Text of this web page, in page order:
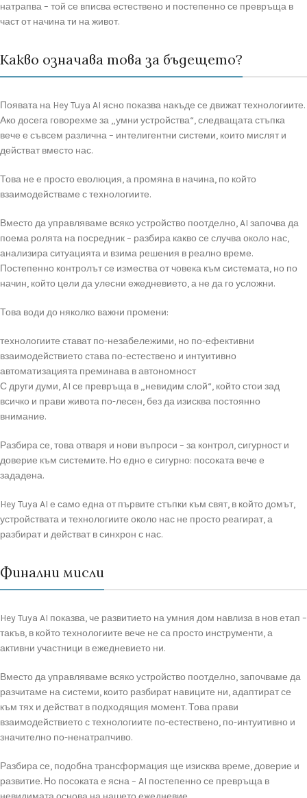
натрапва – той се вписва естествено и постепенно се превръща в
част от начина ти на живот.
Какво означава това за бъдещето?
Появата на Hey Tuya AI ясно показва накъде се движат технологиите.
Ако досега говорехме за „умни устройства“, следващата стъпка
вече е съвсем различна – интелигентни системи, които мислят и
действат вместо нас.
Това не е просто еволюция, а промяна в начина, по който
взаимодействаме с технологиите.
Вместо да управляваме всяко устройство поотделно, AI започва да
поема ролята на посредник – разбира какво се случва около нас,
анализира ситуацията и взима решения в реално време.
Постепенно контролът се измества от човека към системата, но по
начин, който цели да улесни ежедневието, а не да го усложни.
Това води до няколко важни промени:
технологиите стават по-незабележими, но по-ефективни
взаимодействието става по-естествено и интуитивно
автоматизацията преминава в автономност
С други думи, AI се превръща в „невидим слой“, който стои зад
всичко и прави живота по-лесен, без да изисква постоянно
внимание.
Разбира се, това отваря и нови въпроси – за контрол, сигурност и
доверие към системите. Но едно е сигурно: посоката вече е
зададена.
Hey Tuya AI е само една от първите стъпки към свят, в който домът,
устройствата и технологиите около нас не просто реагират, а
разбират и действат в синхрон с нас.
Финални мисли
Hey Tuya AI показва, че развитието на умния дом навлиза в нов етап –
такъв, в който технологиите вече не са просто инструменти, а
активни участници в ежедневието ни.
Вместо да управляваме всяко устройство поотделно, започваме да
разчитаме на системи, които разбират навиците ни, адаптират се
към тях и действат в подходящия момент. Това прави
взаимодействието с технологиите по-естествено, по-интуитивно и
значително по-ненатрапчиво.
Разбира се, подобна трансформация ще изисква време, доверие и
развитие. Но посоката е ясна – AI постепенно се превръща в